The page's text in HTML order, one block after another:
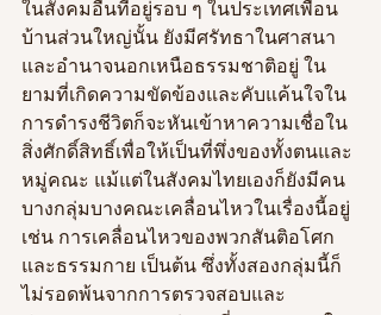
ในสังคมอื่นที่อยู่รอบ ๆ ในประเทศเพื่อน
บ้านส่วนใหญ่นั้น ยังมีศรัทธาในศาสนา
และอำนาจนอกเหนือธรรมชาติอยู่ ใน
ยามที่เกิดความขัดข้องและคับแค้นใจใน
การดำรงชีวิตก็จะหันเข้าหาความเชื่อใน
สิ่งศักดิ์สิทธิ์เพื่อให้เป็นที่พึ่งของทั้งตนและ
หมู่คณะ แม้แต่ในสังคมไทยเองก็ยังมีคน
บางกลุ่มบางคณะเคลื่อนไหวในเรื่องนี้อยู่
เช่น การเคลื่อนไหวของพวกสันติอโศก
และธรรมกาย เป็นต้น ซึ่งทั้งสองกลุ่มนี้ก็
ไม่รอดพ้นจากการตรวจสอบและ